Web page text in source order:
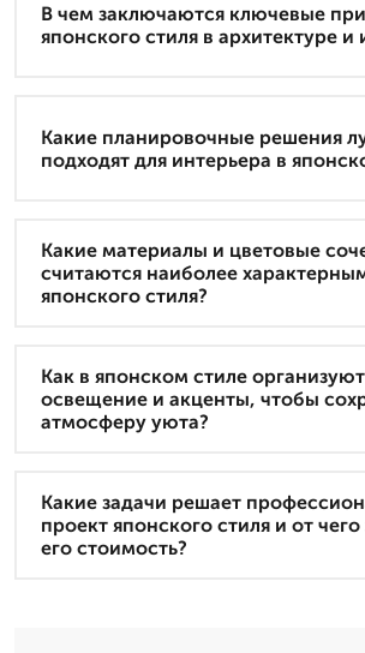
В чем заключаются ключевые
японского стиля в архитектуре и
Какие планировочные решения
подходят для интерьера в
Какие материалы и цветовые
считаются наиболее
японского стиля?
Как в японском стиле организуют
освещение и акценты, чтобы
атмосферу уюта?
Какие задачи решает
проект японского стиля и от чего
его стоимость?